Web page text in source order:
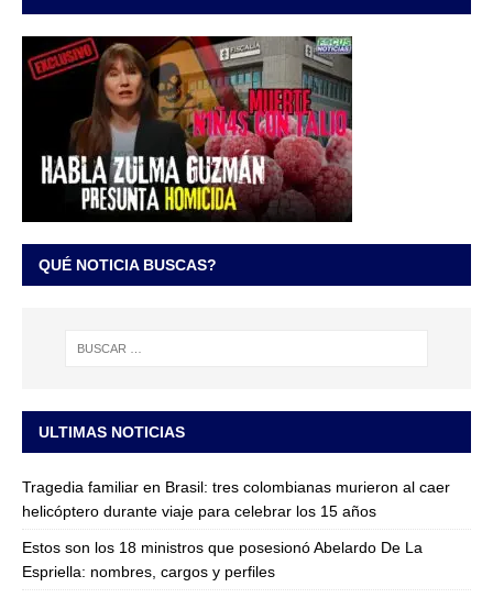
QUÉ NOTICIA BUSCAS?
ULTIMAS NOTICIAS
Tragedia familiar en Brasil: tres colombianas murieron al caer
helicóptero durante viaje para celebrar los 15 años
Estos son los 18 ministros que posesionó Abelardo De La
Espriella: nombres, cargos y perfiles